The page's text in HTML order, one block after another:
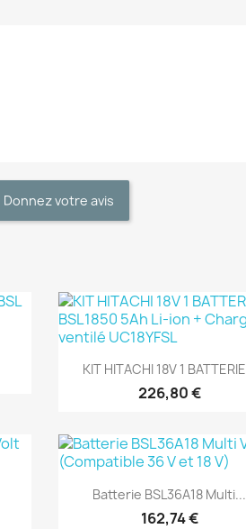
Donnez votre avis
Aperçu rapide
KIT HITACHI 18V 1
226,80 €
Aperçu rapide
Batterie BSL36A18 Multi...
162,74 €
(1)